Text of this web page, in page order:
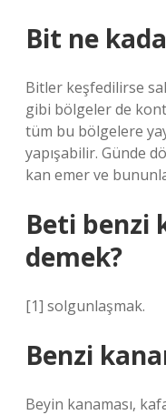
Bit ne
Bitler keşfedilirse
gibi bölgeler de
tüm bu bölgelere
yapışabilir. Günde
kan emer ve
Beti benzi
demek?
[1] solgunlaşmak.
Benzi
Beyin kanaması,